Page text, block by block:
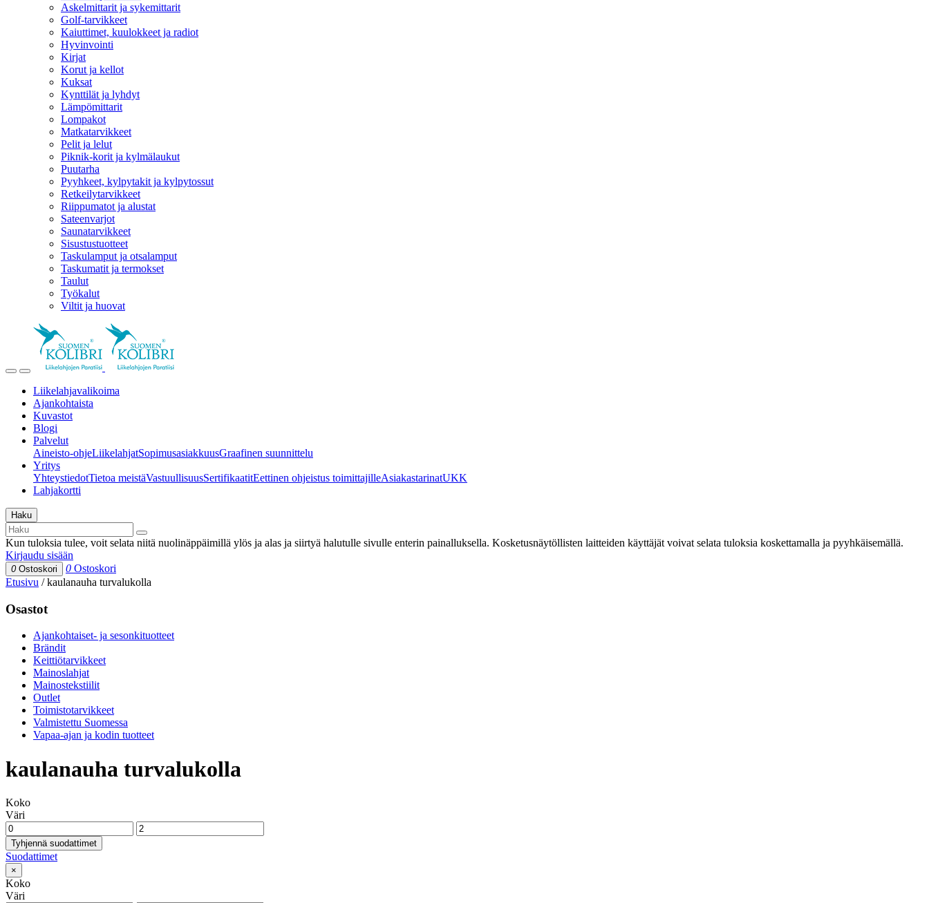
Askelmittarit ja sykemittarit
Golf-tarvikkeet
Kaiuttimet, kuulokkeet ja radiot
Hyvinvointi
Kirjat
Korut ja kellot
Kuksat
Kynttilät ja lyhdyt
Lämpömittarit
Lompakot
Matkatarvikkeet
Pelit ja lelut
Piknik-korit ja kylmälaukut
Puutarha
Pyyhkeet, kylpytakit ja kylpytossut
Retkeilytarvikkeet
Riippumatot ja alustat
Sateenvarjot
Saunatarvikkeet
Sisustustuotteet
Taskulamput ja otsalamput
Taskumatit ja termokset
Taulut
Työkalut
Viltit ja huovat
Liikelahjavalikoima
Ajankohtaista
Kuvastot
Blogi
Palvelut
Aineisto-ohjeLiikelahjatSopimusasiakkuusGraafinen suunnittelu
Yritys
YhteystiedotTietoa meistäVastuullisuusSertifikaatitEettinen ohjeistus toimittajilleAsiakastarinatUKK
Lahjakortti
Haku
Kun tuloksia tulee, voit selata niitä nuolinäppäimillä ylös ja alas ja siirtyä halutulle sivulle enterin painalluksella. Kosketusnäytöllisten laitteiden käyttäjät voivat selata tuloksia koskettamalla ja pyyhkäisemällä.
Kirjaudu sisään
0 Ostoskori 0 Ostoskori
Etusivu /kaulanauha turvalukolla
Osastot
Ajankohtaiset- ja sesonkituotteet
Brändit
Keittiötarvikkeet
Mainoslahjat
Mainostekstiilit
Outlet
Toimistotarvikkeet
Valmistettu Suomessa
Vapaa-ajan ja kodin tuotteet
kaulanauha turvalukolla
Koko
Väri
Tyhjennä suodattimet
Suodattimet
×
Koko
Väri